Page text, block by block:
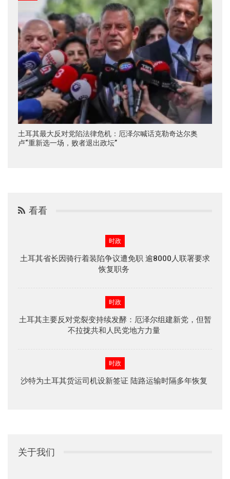
土耳其最大反对党陷法律危机：厄泽尔喊话克勒奇达尔奥
卢“重新选一场，败者退出政坛”
看看
时政
土耳其省长因骑行着装陷争议遭免职 逾8000人联署要求
恢复职务
时政
土耳其主要反对党裂变持续发酵：厄泽尔组建新党，但暂
不拉拢共和人民党地方力量
时政
沙特为土耳其货运司机设新签证 陆路运输时隔多年恢复
关于我们